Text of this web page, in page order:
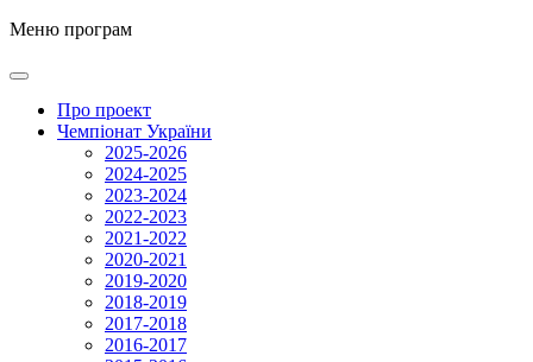
Меню програм
Про проект
Чемпіонат України
2025-2026
2024-2025
2023-2024
2022-2023
2021-2022
2020-2021
2019-2020
2018-2019
2017-2018
2016-2017